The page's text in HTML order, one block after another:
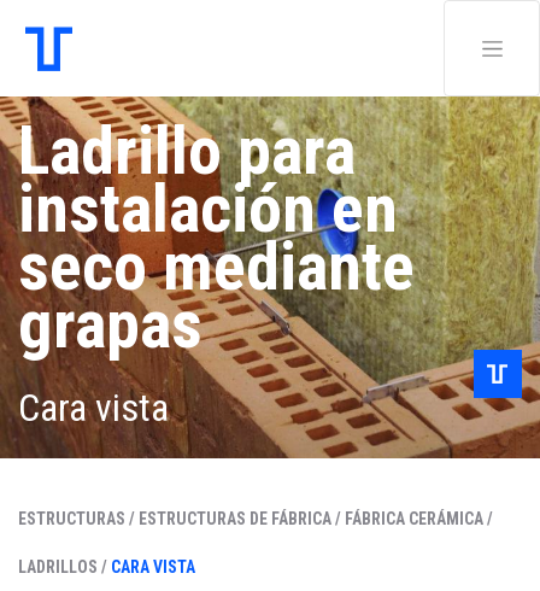
Ladrillo para
instalación en
seco mediante
grapas
Cara vista
ESTRUCTURAS / ESTRUCTURAS DE FÁBRICA / FÁBRICA CERÁMICA /
LADRILLOS / CARA VISTA